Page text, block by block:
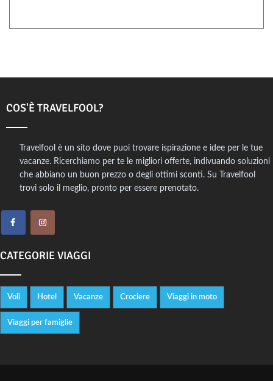
COS'È TRAVELFOOL?
Travelfool è un sito dove puoi trovare ispirazione e idee per le tue
vacanze. Ricerchiamo per te le migliori offerte, indivuando soluzioni
che abbiano un buon prezzo o degli ottimi sconti. Su Travelfool
trovi solo il meglio, pronto per essere prenotato.
CATEGORIE VIAGGI
Voli Hotel Vacanze Crociere Viaggi in moto
Viaggi per famiglie